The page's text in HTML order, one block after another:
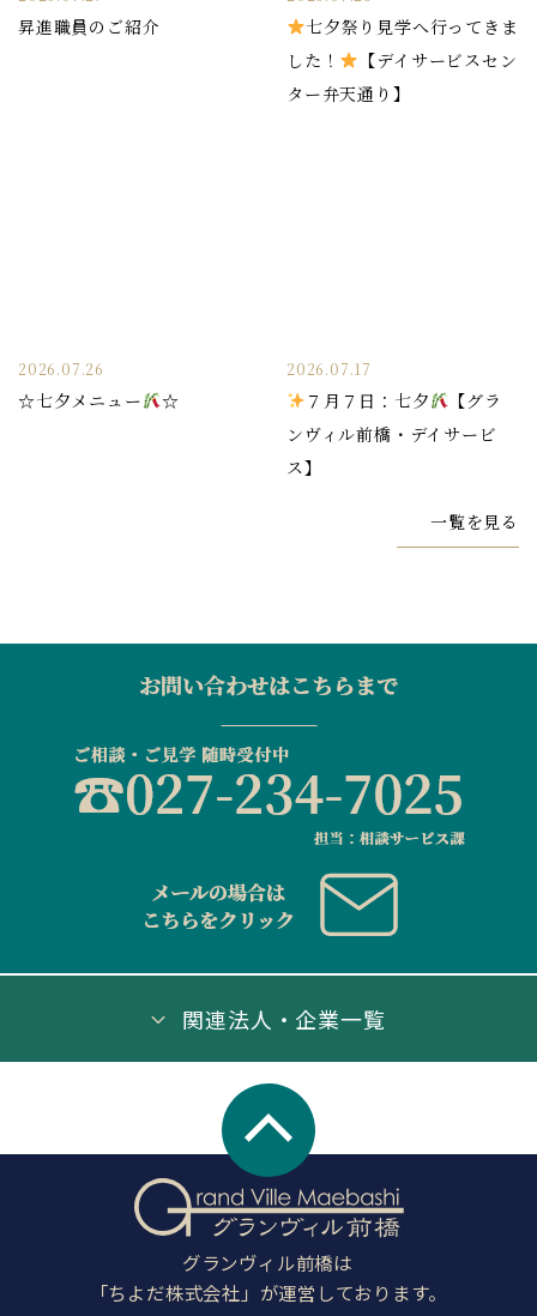
昇進職員のご紹介
七夕祭り見学へ行ってきま
した！
【デイサービスセン
ター弁天通り】
2026.07.26
☆七夕メニュー ☆
2026.07.17
７月７日：七夕
【グラ
ンヴィル前橋・デイサービ
ス】
一覧を見る
関連法人・企業一覧
グランヴィル前橋は
「ちよだ株式会社」が運営しております。